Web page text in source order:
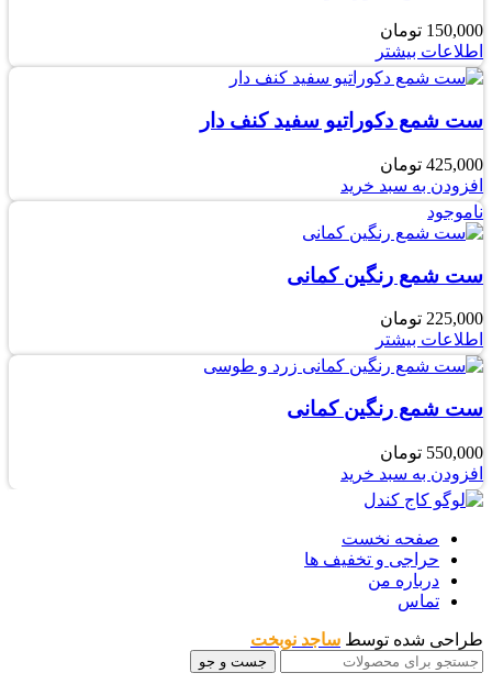
150,000 تومان
اطلاعات بیشتر
ست شمع دکوراتیو سفید کنف دار
425,000 تومان
افزودن به سبد خرید
ناموجود
ست شمع رنگین کمانی
225,000 تومان
اطلاعات بیشتر
ست شمع رنگین کمانی
550,000 تومان
افزودن به سبد خرید
صفحه نخست
حراجی و تخفیف ها
درباره من
تماس
طراحی شده توسط ساجد نوبخت
جست و جو